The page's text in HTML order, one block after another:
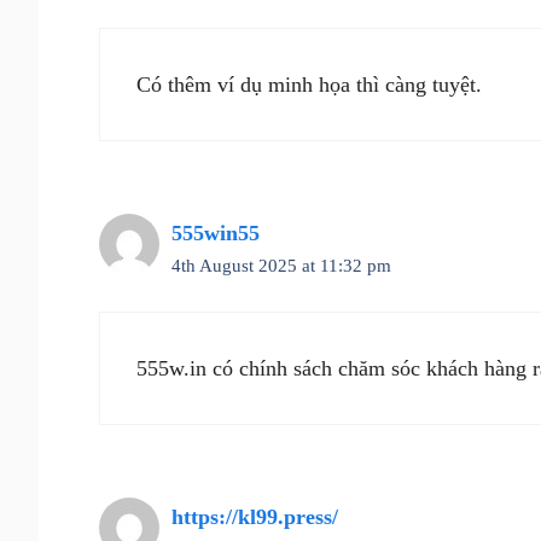
Có thêm ví dụ minh họa thì càng tuyệt.
555win55
4th August 2025 at 11:32 pm
555w.in có chính sách chăm sóc khách hàng
https://kl99.press/